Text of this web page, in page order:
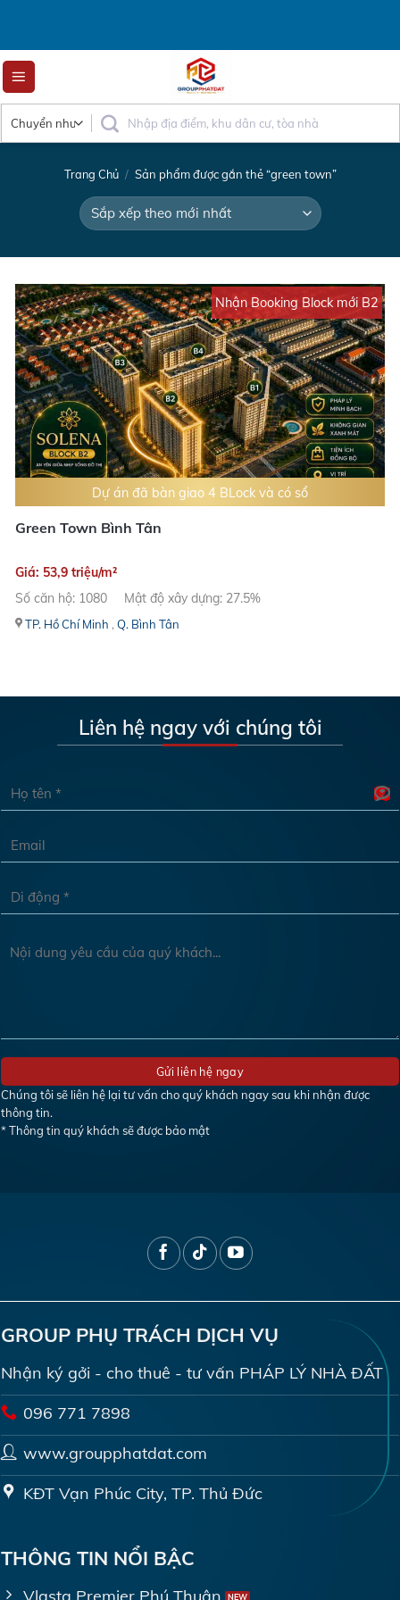
content
Trang Chủ / Sản phẩm được gắn thẻ “green town”
Nhận Booking Block mới B2
Dự án đã bàn giao 4 BLock và có sổ
Green Town Bình Tân
Giá: 53,9 triệu/m²
Số căn hộ: 1080
Mật độ xây dựng: 27.5%
TP. Hồ Chí Minh , Q. Bình Tân
Liên hệ ngay với chúng tôi
Chúng tôi sẽ liên hệ lại tư vấn cho quý khách ngay sau khi nhận được
thông tin.
* Thông tin quý khách sẽ được bảo mật
GROUP PHỤ TRÁCH DỊCH VỤ
Nhận ký gởi - cho thuê - tư vấn PHÁP LÝ NHÀ ĐẤT
096 771 7898
www.groupphatdat.com
KĐT Vạn Phúc City, TP. Thủ Đức
THÔNG TIN NỔI BẬC